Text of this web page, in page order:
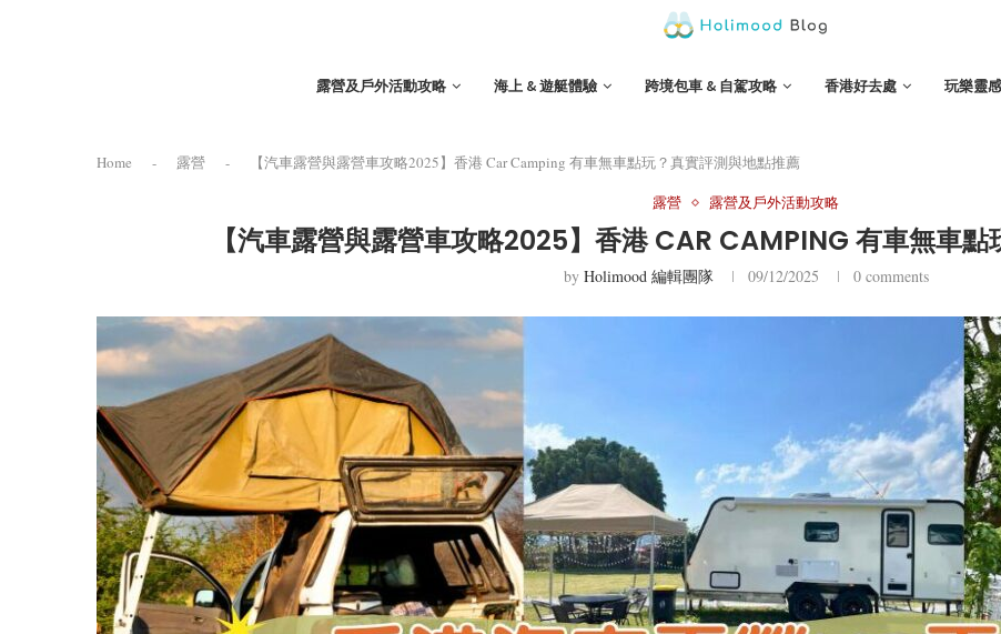
露營及戶外活動攻略 海上 & 遊艇體驗 跨境包車 & 自駕攻略 香港好去處 玩樂靈感
Home - 露營 -
【汽車露營與露營車攻略2025】香港 Car Camping 有車無車點玩？真實評測與地點推薦
露營
露營及戶外活動攻略
【汽車露營與露營車攻略2025】香港 CAR CAMPING 有車無車
by Holimood 編輯團隊 09/12/2025 0 comments